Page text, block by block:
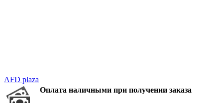
AFD plaza
Оплата наличными при получении заказа